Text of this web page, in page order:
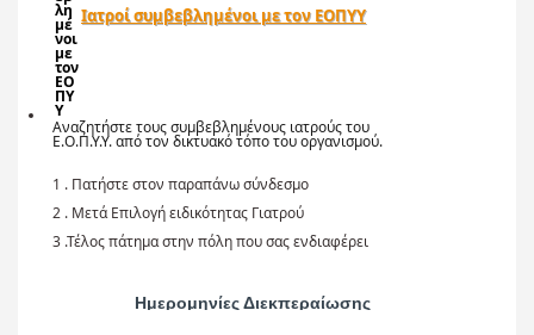
Ιατροί συμβεβλημένοι με τον ΕΟΠΥΥ
Αναζητήστε τους συμβεβλημένους ιατρούς του
Ε.Ο.Π.Υ.Υ. από τον δικτυακό τόπο του οργανισμού.
1 . Πατήστε στον παραπάνω σύνδεσμο
2 . ΜετάΕπιλογή ειδικότητας Γιατρού
3 .Τέλοςπάτημα στην πόλη που σας ενδιαφέρει
Ημερομηνίες Διεκπεραίωσης